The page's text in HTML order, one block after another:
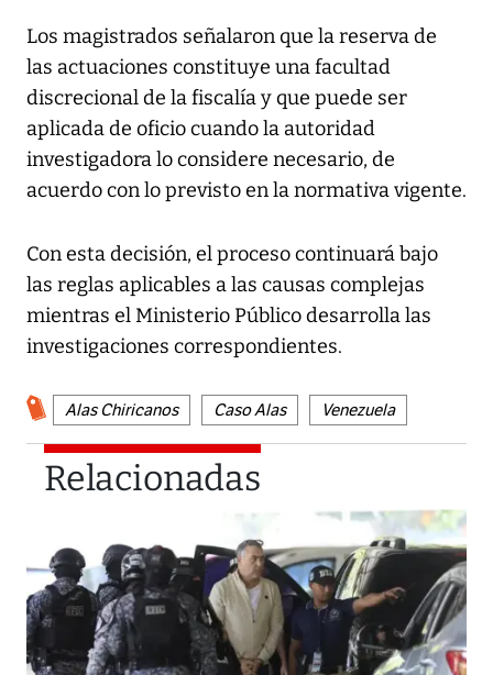
Los magistrados señalaron que la reserva de
las actuaciones constituye una facultad
discrecional de la fiscalía y que puede ser
aplicada de oficio cuando la autoridad
investigadora lo considere necesario, de
acuerdo con lo previsto en la normativa vigente.
Con esta decisión, el proceso continuará bajo
las reglas aplicables a las causas complejas
mientras el Ministerio Público desarrolla las
investigaciones correspondientes.
Alas Chiricanos Caso Alas Venezuela
Relacionadas